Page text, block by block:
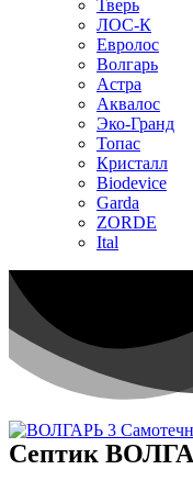
Тверь
ЛОС-К
Евролос
Волгарь
Астра
Аквалос
Эко-Гранд
Топас
Кристалл
Biodevice
Garda
ZORDE
Ital
Септик